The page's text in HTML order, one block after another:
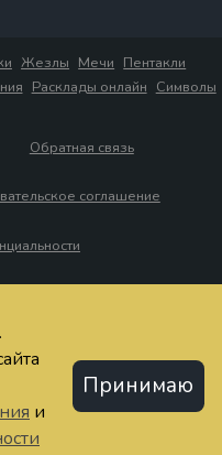
Жезлы Мечи Пентакли
Расклады онлайн Символы
Обратная связь
соглашение
и
Принимаю